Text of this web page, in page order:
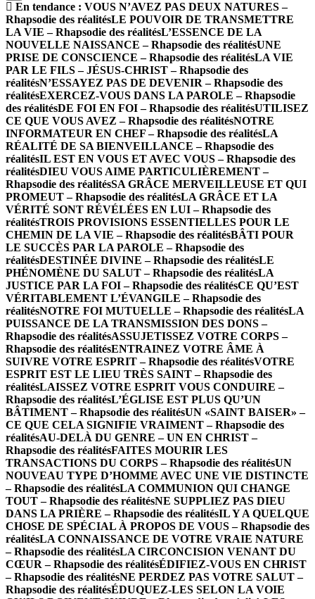
En tendance : VOUS N’AVEZ PAS DEUX NATURES –
Rhapsodie des réalitésLE POUVOIR DE TRANSMETTRE
LA VIE – Rhapsodie des réalitésL’ESSENCE DE LA
NOUVELLE NAISSANCE – Rhapsodie des réalitésUNE
PRISE DE CONSCIENCE – Rhapsodie des réalitésLA VIE
PAR LE FILS – JÉSUS-CHRIST – Rhapsodie des
réalitésN’ESSAYEZ PAS DE DEVENIR – Rhapsodie des
réalitésEXERCEZ-VOUS DANS LA PAROLE – Rhapsodie
des réalitésDE FOI EN FOI – Rhapsodie des réalitésUTILISEZ
CE QUE VOUS AVEZ – Rhapsodie des réalitésNOTRE
INFORMATEUR EN CHEF – Rhapsodie des réalitésLA
RÉALITÉ DE SA BIENVEILLANCE – Rhapsodie des
réalitésIL EST EN VOUS ET AVEC VOUS – Rhapsodie des
réalitésDIEU VOUS AIME PARTICULIÈREMENT –
Rhapsodie des réalitésSA GRÂCE MERVEILLEUSE ET QUI
PROMEUT – Rhapsodie des réalitésLA GRÂCE ET LA
VÉRITÉ SONT RÉVÉLÉES EN LUI – Rhapsodie des
réalitésTROIS PROVISIONS ESSENTIELLES POUR LE
CHEMIN DE LA VIE – Rhapsodie des réalitésBÂTI POUR
LE SUCCÈS PAR LA PAROLE – Rhapsodie des
réalitésDESTINÉE DIVINE – Rhapsodie des réalitésLE
PHÉNOMÈNE DU SALUT – Rhapsodie des réalitésLA
JUSTICE PAR LA FOI – Rhapsodie des réalitésCE QU’EST
VÉRITABLEMENT L’ÉVANGILE – Rhapsodie des
réalitésNOTRE FOI MUTUELLE – Rhapsodie des réalitésLA
PUISSANCE DE LA TRANSMISSION DES DONS –
Rhapsodie des réalitésASSUJETISSEZ VOTRE CORPS –
Rhapsodie des réalitésENTRAINEZ VOTRE ÂME À
SUIVRE VOTRE ESPRIT – Rhapsodie des réalitésVOTRE
ESPRIT EST LE LIEU TRÈS SAINT – Rhapsodie des
réalitésLAISSEZ VOTRE ESPRIT VOUS CONDUIRE –
Rhapsodie des réalitésL’ÉGLISE EST PLUS QU’UN
BÂTIMENT – Rhapsodie des réalitésUN «SAINT BAISER» –
CE QUE CELA SIGNIFIE VRAIMENT – Rhapsodie des
réalitésAU-DELÀ DU GENRE – UN EN CHRIST –
Rhapsodie des réalitésFAITES MOURIR LES
TRANSACTIONS DU CORPS – Rhapsodie des réalitésUN
NOUVEAU TYPE D’HOMME AVEC UNE VIE DISTINCTE
– Rhapsodie des réalitésLA COMMUNION QUI CHANGE
TOUT – Rhapsodie des réalitésNE SUPPLIEZ PAS DIEU
DANS LA PRIÈRE – Rhapsodie des réalitésIL Y A QUELQUE
CHOSE DE SPÉCIAL À PROPOS DE VOUS – Rhapsodie des
réalitésLA CONNAISSANCE DE VOTRE VRAIE NATURE
– Rhapsodie des réalitésLA CIRCONCISION VENANT DU
CŒUR – Rhapsodie des réalitésÉDIFIEZ-VOUS EN CHRIST
– Rhapsodie des réalitésNE PERDEZ PAS VOTRE SALUT –
Rhapsodie des réalitésÉDUQUEZ-LES SELON LA VOIE